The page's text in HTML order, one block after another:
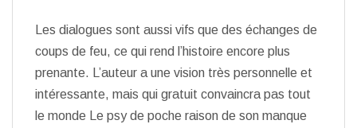
Les dialogues sont aussi vifs que des échanges de
coups de feu, ce qui rend l’histoire encore plus
prenante. L’auteur a une vision très personnelle et
intéressante, mais qui gratuit convaincra pas tout
le monde Le psy de poche raison de son manque